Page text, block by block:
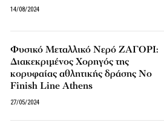
14/08/2024
Φυσικό Μεταλλικό Νερό ΖΑΓΟΡΙ:
Διακεκριμένος Χορηγός της
κορυφαίας αθλητικής δράσης No
Finish Line Athens
27/05/2024